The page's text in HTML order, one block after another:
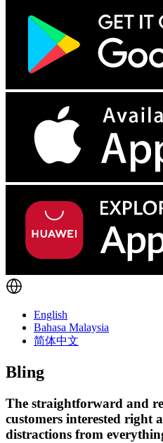
English
Bahasa Malaysia
简体中文
Bling
The straightforward and
customers interested right
distractions from